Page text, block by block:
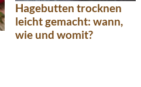
Hagebutten trocknen
leicht gemacht: wann,
wie und womit?